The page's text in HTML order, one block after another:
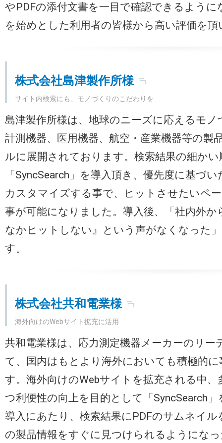
やPDFの添付文書を一目で確認できるように
を始めとした利用者の皆様から高い評価を
株式会社島津製作所様
サイト内検索にも、モノづくりのこだわりを
島津製作所様は、地球のニーズに応えるモ
計測機器、医用機器、航空・産業機器等の製
ルに展開されております。検索結果の細か
「SyncSearch」を導入頂き、優先度に基づ
カスタマイズする事で、ヒットさせたいペ
事が可能になりました。導入後、「社内外
なかヒットしない』という声がなくなった
す。
株式会社共和電業様
海外向けのWebサイト拡充に活用
共和電業様は、応力測定機器メーカーのリ
て、国内はもとより海外においても積極的
す。海外向けのWebサイトを拡充される中
つ利便性の向上を目的として「SyncSearch
導入にあたり、検索結果にPDFのサムネイ
の製品情報をすぐに見つけられるようにな